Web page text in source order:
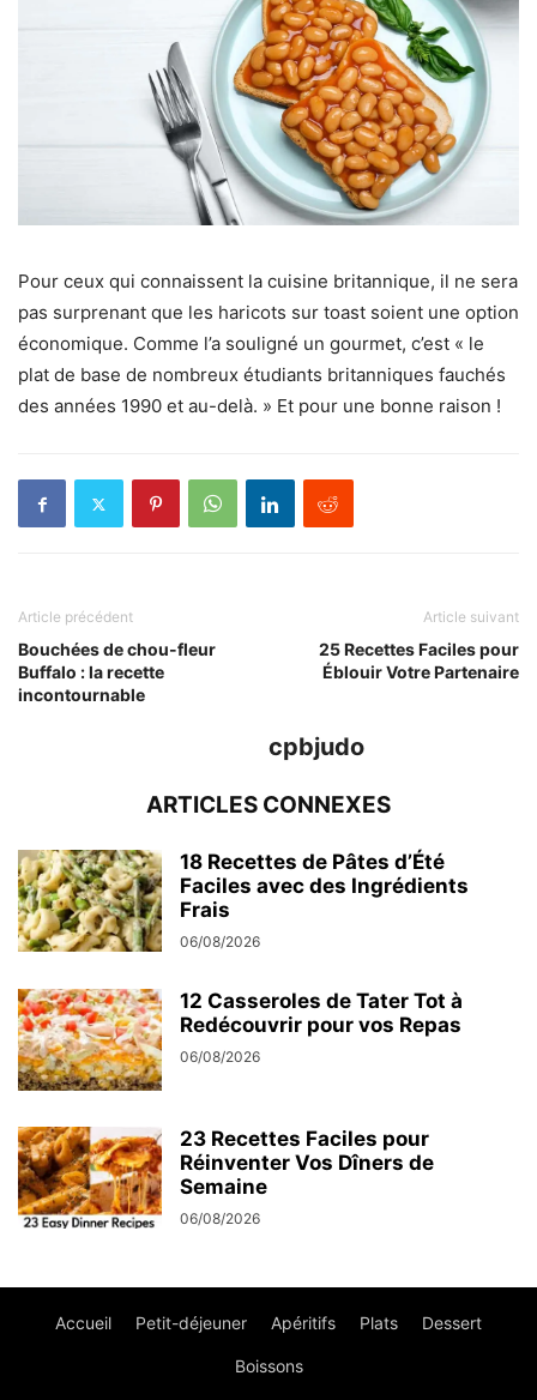
Pour ceux qui connaissent la cuisine britannique, il ne sera
pas surprenant que les haricots sur toast soient une option
économique. Comme l’a souligné un gourmet, c’est « le
plat de base de nombreux étudiants britanniques fauchés
des années 1990 et au-delà. » Et pour une bonne raison !
Article précédent
Bouchées de chou-fleur
Buffalo : la recette
incontournable
Article suivant
25 Recettes Faciles pour
Éblouir Votre Partenaire
cpbjudo
ARTICLES CONNEXES
18 Recettes de Pâtes d’Été
Faciles avec des Ingrédients
Frais
06/08/2026
12 Casseroles de Tater Tot à
Redécouvrir pour vos Repas
06/08/2026
23 Recettes Faciles pour
Réinventer Vos Dîners de
Semaine
06/08/2026
Accueil Petit-déjeuner Apéritifs Plats Dessert
Boissons